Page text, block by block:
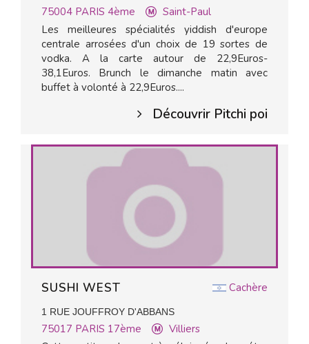
75004 PARIS 4ème
Saint-Paul
Les meilleures spécialités yiddish d'europe
centrale arrosées d'un choix de 19 sortes de
vodka. A la carte autour de 22,9Euros-
38,1Euros. Brunch le dimanche matin avec
buffet à volonté à 22,9Euros....
Découvrir Pitchi poi
Cachère
SUSHI WEST
1 RUE JOUFFROY D'ABBANS
75017 PARIS 17ème
Villiers